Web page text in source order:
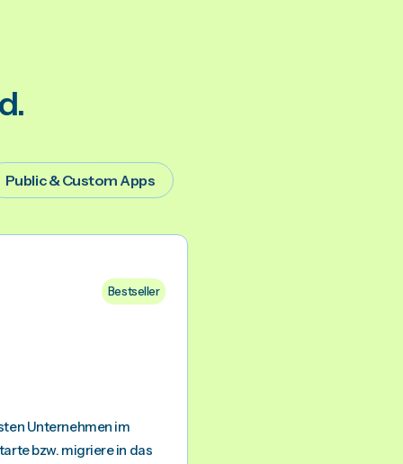
Public & Custom Apps
Bestseller
Unternehmen im
bzw. migriere in das